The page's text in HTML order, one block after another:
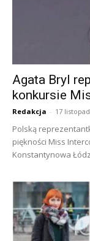
Agata Bryl
konkursie
Redakcja - 17
Polską
piękności Miss
Konstantynowa